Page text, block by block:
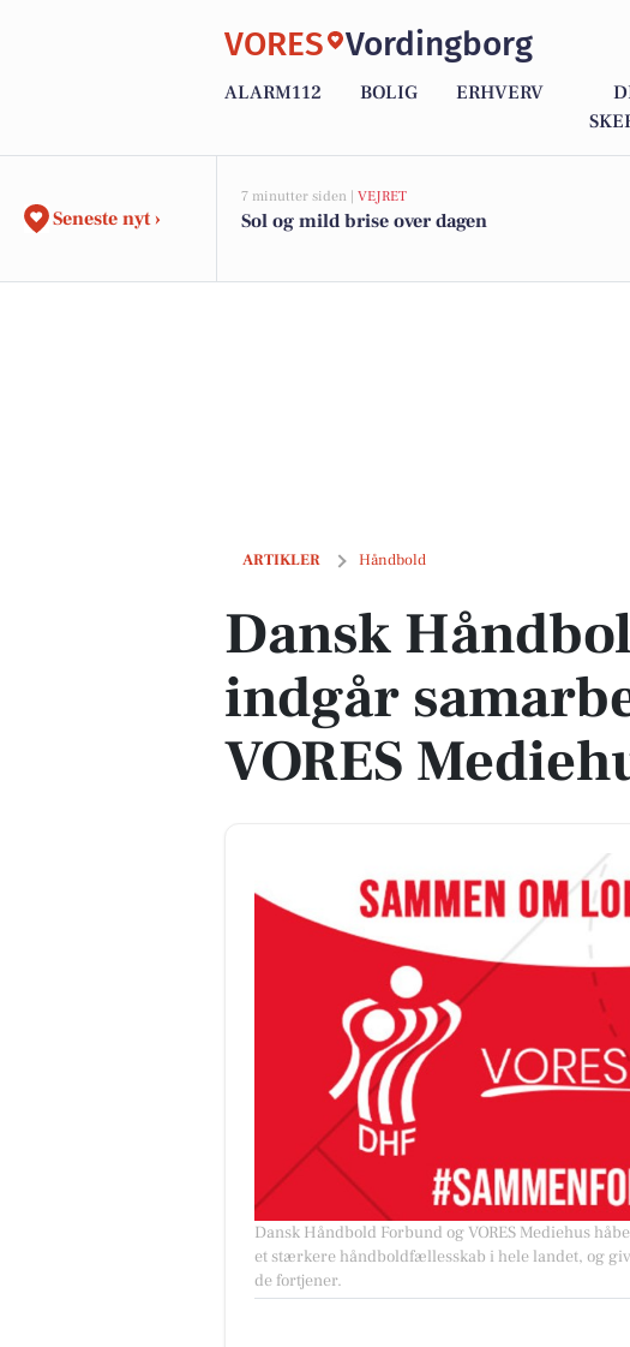
VORES Vordingborg
ALARM112 BOLIG ERHVERV
Seneste nyt ›
7 minutter siden | VEJRET
Sol og mild brise over dagen
ARTIKLER Håndbold
Dansk Håndbold Forbund indgår samarbejde med
Dansk
indgår
VORES
Dansk Håndbold Forbund og VORES Mediehus
et stærkere håndboldfællesskab i hele landet, og
de fortjener.